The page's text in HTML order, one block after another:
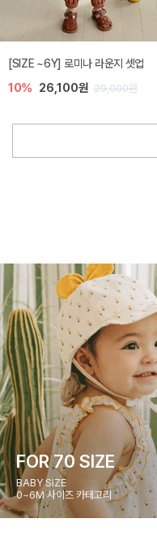
[SIZE ~6Y] 로미나 라운지 셋업
10% 26,100원 29,000원
FOR 70 SIZE
BABY SIZE
0~6M 사이즈 카테고리